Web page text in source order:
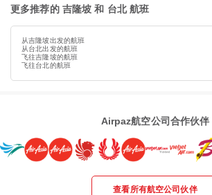
更多推荐的 吉隆坡 和 台北 航班
从吉隆坡出发的航班
从台北出发的航班
飞往吉隆坡的航班
飞往台北的航班
Airpaz航空公司合作伙伴
查看所有航空公司伙伴